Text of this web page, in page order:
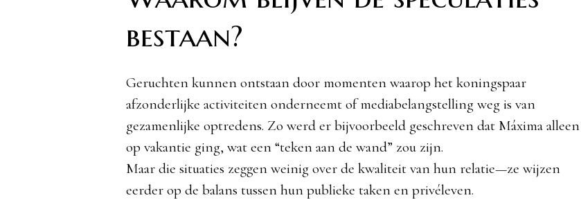
bestaan?
Geruchten kunnen ontstaan door momenten waarop het koningspaar
afzonderlijke activiteiten onderneemt of mediabelangstelling weg is van
gezamenlijke optredens. Zo werd er bijvoorbeeld geschreven dat Máxima alleen
op vakantie ging, wat een “teken aan de wand” zou zijn.
Maar die situaties zeggen weinig over de kwaliteit van hun relatie—ze wijzen
eerder op de balans tussen hun publieke taken en privéleven.